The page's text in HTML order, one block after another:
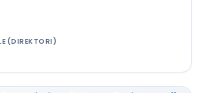
(DIREKTORI)